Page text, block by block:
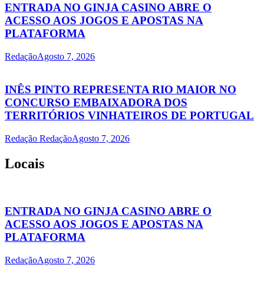
ENTRADA NO GINJA CASINO ABRE O
ACESSO AOS JOGOS E APOSTAS NA
PLATAFORMA
RedaçãoAgosto 7, 2026
INÊS PINTO REPRESENTA RIO MAIOR NO
CONCURSO EMBAIXADORA DOS
TERRITÓRIOS VINHATEIROS DE PORTUGAL
Redação RedaçãoAgosto 7, 2026
Locais
ENTRADA NO GINJA CASINO ABRE O
ACESSO AOS JOGOS E APOSTAS NA
PLATAFORMA
RedaçãoAgosto 7, 2026